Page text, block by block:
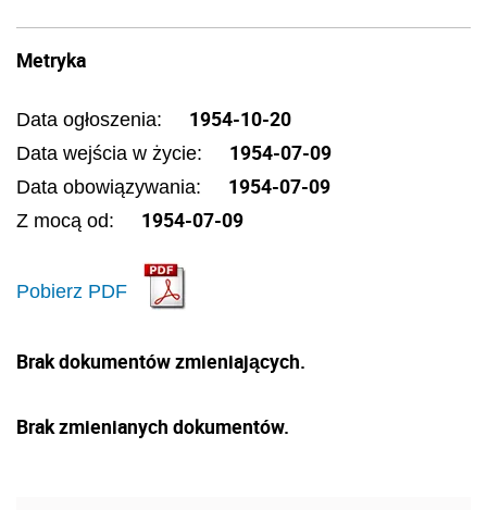
Metryka
Data ogłoszenia: 1954-10-20
Data wejścia w życie: 1954-07-09
Data obowiązywania: 1954-07-09
Z mocą od: 1954-07-09
Pobierz PDF
Brak dokumentów zmieniających.
Brak zmienianych dokumentów.